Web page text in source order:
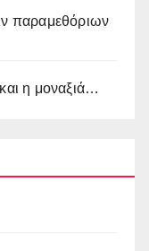
παραμεθόριων
η μοναξιά…